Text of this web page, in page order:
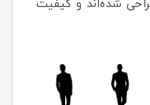
شده‌اند و کیفیت